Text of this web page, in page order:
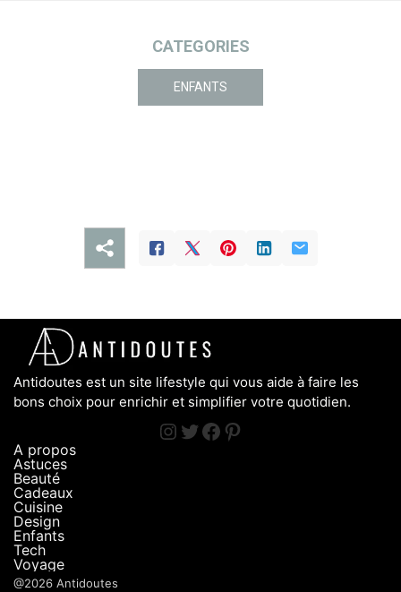
CATEGORIES
ENFANTS
Antidoutes est un site lifestyle qui vous aide à faire les
bons choix pour enrichir et simplifier votre quotidien.
A propos
Astuces
Beauté
Cadeaux
Cuisine
Design
Enfants
Tech
Voyage
@2026 Antidoutes